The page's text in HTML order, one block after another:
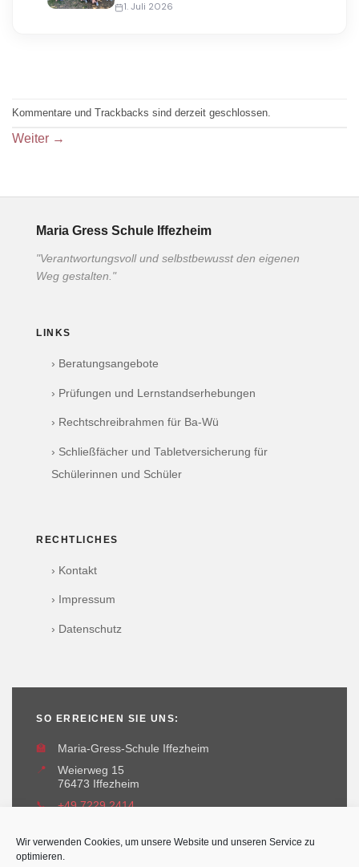
Wir verwenden Cookies, um unsere Website und unseren Service zu
optimieren.
1. Juli 2026
Kommentare und Trackbacks sind derzeit geschlossen.
Weiter →
Maria Gress Schule Iffezheim
"Verantwortungsvoll und selbstbewusst den eigenen
Weg gestalten."
LINKS
› Beratungsangebote
› Prüfungen und Lernstandserhebungen
› Rechtschreibrahmen für Ba-Wü
› Schließfächer und Tabletversicherung für
Schülerinnen und Schüler
RECHTLICHES
› Kontakt
› Impressum
› Datenschutz
SO ERREICHEN SIE UNS:
🏫
Maria-Gress-Schule Iffezheim
📍
Weierweg 15
76473 Iffezheim
📞
+49 7229 2414